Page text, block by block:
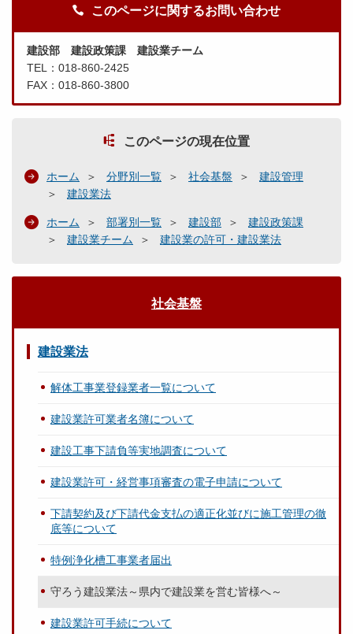
このページに関するお問い合わせ
建設部 建設政策課 建設業チーム
TEL：018-860-2425
FAX：018-860-3800
このページの現在位置
ホーム 分野別一覧 社会基盤
建設管理
建設業法
ホーム 部署別一覧 建設部
建設政策課
建設業チーム
建設業の許可・建設業法
社会基盤
建設業法
解体工事業登録業者一覧について
建設業許可業者名簿について
建設工事下請負等実地調査について
建設業許可・経営事項審査の電子申請について
下請契約及び下請代金支払の適正化並びに施工管理の徹
底等について
特例浄化槽工事業者届出
守ろう建設業法～県内で建設業を営む皆様へ～
建設業許可手続について